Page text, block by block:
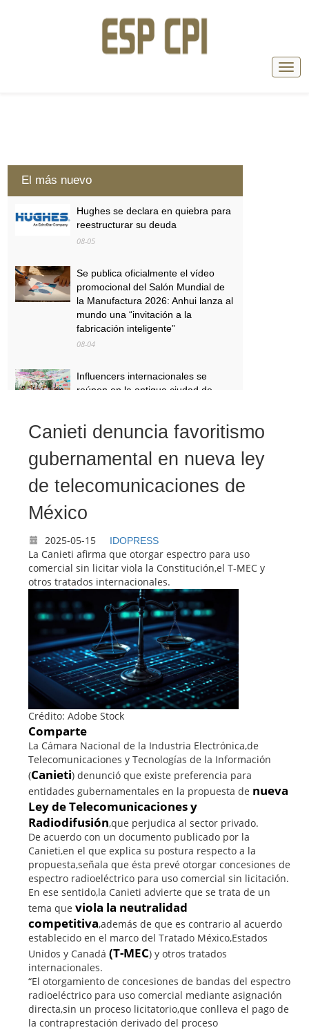
El más nuevo
Hughes se declara en quiebra para
reestructurar su deuda
08-05
Se publica oficialmente el vídeo
promocional del Salón Mundial de
la Manufactura 2026: Anhui lanza al
mundo una “invitación a la
fabricación inteligente”
08-04
Influencers internacionales se
reúnen en la antigua ciudad de
El drama de danza original de
Shenzhen, "Wing Chun", se estrenó
en Corea del Sur con una ovación
de pie, utilizando la danza como
puente para inaugurar un nuevo
capítulo en el intercambio cultural
entre China y Corea del Sur.
08-03
Canieti denuncia favoritismo
gubernamental en nueva ley
de telecomunicaciones de
México
2025-05-15 IDOPRESS
La Canieti afirma que otorgar espectro para uso
comercial sin licitar viola la Constitución,el T-MEC y
otros tratados internacionales.
Crédito: Adobe Stock
Comparte
La Cámara Nacional de la Industria Electrónica,de
Telecomunicaciones y Tecnologías de la Información
(Canieti) denunció que existe preferencia para
entidades gubernamentales en la propuesta de nueva
Ley de Telecomunicaciones y
Radiodifusión,que perjudica al sector privado.
De acuerdo con un documento publicado por la
Canieti,en el que explica su postura respecto a la
propuesta,señala que ésta prevé otorgar concesiones de
espectro radioeléctrico para uso comercial sin licitación.
En ese sentido,la Canieti advierte que se trata de un
tema que viola la neutralidad
competitiva,además de que es contrario al acuerdo
establecido en el marco del Tratado México,Estados
Unidos y Canadá(T-MEC) y otros tratados
internacionales.
“El otorgamiento de concesiones de bandas del espectro
radioeléctrico para uso comercial mediante asignación
directa,sin un proceso licitatorio,que conlleva el pago de
la contraprestación derivado del proceso